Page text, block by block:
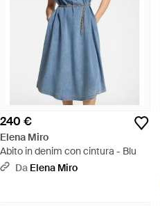
240 €
Elena Miro
Abito in denim con cintura - Blu
Da Elena Miro